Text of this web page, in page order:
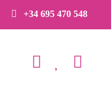
+34 695 470 548